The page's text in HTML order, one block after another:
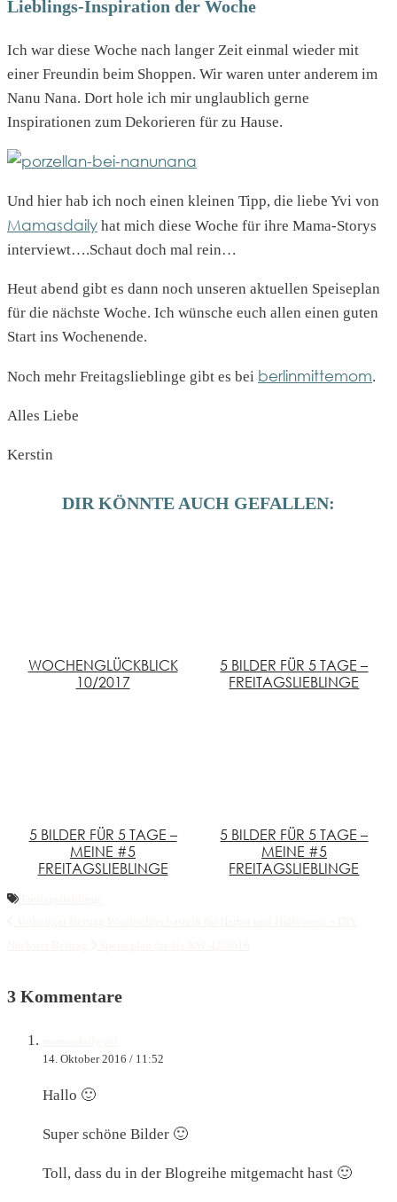
Lieblings-Inspiration der Woche
Ich war diese Woche nach langer Zeit einmal wieder mit
einer Freundin beim Shoppen. Wir waren unter anderem im
Nanu Nana. Dort hole ich mir unglaublich gerne
Inspirationen zum Dekorieren für zu Hause.
Und hier hab ich noch einen kleinen Tipp, die liebe Yvi von
Mamasdaily hat mich diese Woche für ihre Mama-Storys
interviewt….Schaut doch mal rein…
Heut abend gibt es dann noch unseren aktuellen Speiseplan
für die nächste Woche. Ich wünsche euch allen einen guten
Start ins Wochenende.
Noch mehr Freitagslieblinge gibt es bei berlinmittemom.
Alles Liebe
Kerstin
DIR KÖNNTE AUCH GEFALLEN:
WOCHENGLÜCKBLICK
10/2017
5 BILDER FÜR 5 TAGE –
FREITAGSLIEBLINGE
5 BILDER FÜR 5 TAGE –
MEINE #5
FREITAGSLIEBLINGE
5 BILDER FÜR 5 TAGE –
MEINE #5
FREITAGSLIEBLINGE
3 Kommentare
14. Oktober 2016 / 11:52
Hallo 🙂
Super schöne Bilder 🙂
Toll, dass du in der Blogreihe mitgemacht hast 🙂